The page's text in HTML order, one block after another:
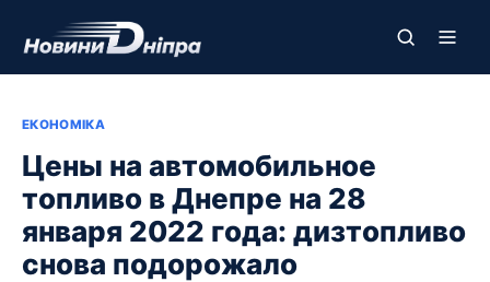
ЕКОНОМІКА
Цены на автомобильное
топливо в Днепре на 28
января 2022 года: дизтопливо
снова подорожало